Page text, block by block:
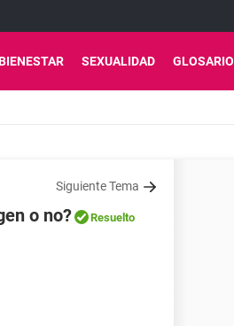
SEXUALIDAD GLOSARIO
Siguiente Tema
o no? Resuelto